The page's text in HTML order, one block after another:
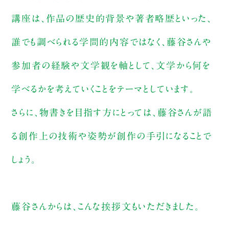
講座は、作品の歴史的背景や著者略歴といった、
誰でも調べられる学問的内容ではなく、藤谷さんや
参加者の経験や文学観を軸として、文学から何を
学べるかを考えていくことをテーマとしています。
さらに、物書きを目指す方にとっては、藤谷さんが語
る創作上の技術や姿勢が創作の手引になることで
しょう。
藤谷さんからは、こんな挨拶文もいただきました。